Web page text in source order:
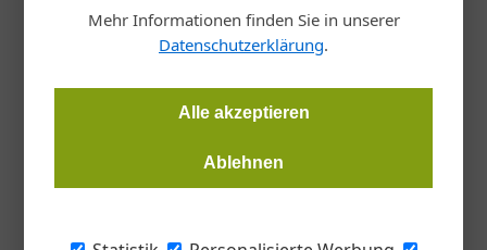
Mehr Informationen finden Sie in unserer
Datenschutzerklärung.
Alle akzeptieren
Ablehnen
Redaktion 21.06.2016, 15:59 Uhr
In Wien, Oberösterreich und der Steiermark ritterte der